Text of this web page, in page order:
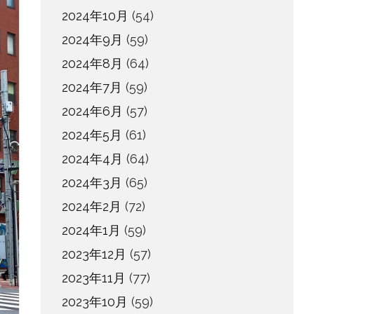
2024年10月 (54)
2024年9月 (59)
2024年8月 (64)
2024年7月 (59)
2024年6月 (57)
2024年5月 (61)
2024年4月 (64)
2024年3月 (65)
2024年2月 (72)
2024年1月 (59)
2023年12月 (57)
2023年11月 (77)
2023年10月 (59)